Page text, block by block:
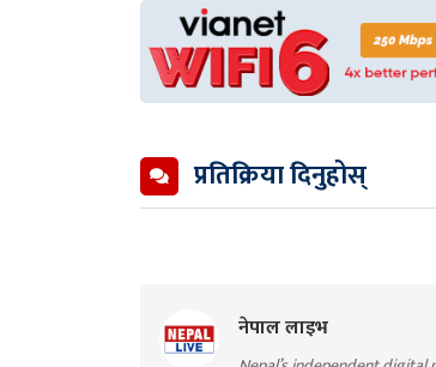
प्रतिक्रिया दिनुहोस्
नेपाल लाइभ